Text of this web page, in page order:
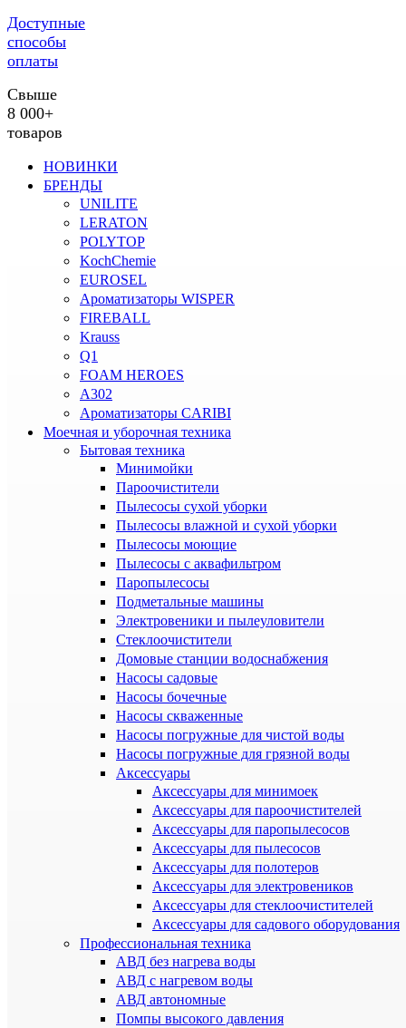
Доступные
способы
оплаты
Свыше
8 000+
товаров
НОВИНКИ
БРЕНДЫ
UNILITE
LERATON
POLYTOP
KochChemie
EUROSEL
Ароматизаторы WISPER
FIREBALL
Krauss
Q1
FOAM HEROES
A302
Ароматизаторы CARIBI
Моечная и уборочная техника
Бытовая техника
Минимойки
Пароочистители
Пылесосы сухой уборки
Пылесосы влажной и сухой уборки
Пылесосы моющие
Пылесосы с аквафильтром
Паропылесосы
Подметальные машины
Электровеники и пылеуловители
Стеклоочистители
Домовые станции водоснабжения
Насосы садовые
Насосы бочечные
Насосы скваженные
Насосы погружные для чистой воды
Насосы погружные для грязной воды
Аксессуары
Аксессуары для минимоек
Аксессуары для пароочистителей
Аксессуары для паропылесосов
Аксессуары для пылесосов
Аксессуары для полотеров
Аксессуары для электровеников
Аксессуары для стеклоочистителей
Аксессуары для садового оборудования
Профессиональная техника
АВД без нагрева воды
АВД с нагревом воды
АВД автономные
Помпы высокого давления